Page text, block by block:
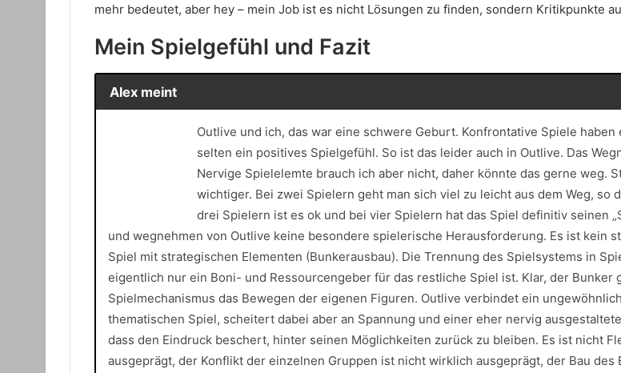
mehr bedeutet, aber hey – mein Job ist es nicht Lösungen zu finden, sondern Kritikpunkte
Mein Spielgefühl und Fazit
Alex meint
Outlive und ich, das war eine schwere Geburt. Konfrontative Spiele
selten ein positives Spielgefühl. So ist das leider auch in Outlive. Das
Nervige Spielelemte brauch ich aber nicht, daher könnte das gerne weg.
wichtiger. Bei zwei Spielern geht man sich viel zu leicht aus dem Weg,
drei Spielern ist es ok und bei vier Spielern hat das Spiel definitiv seinen
und wegnehmen von Outlive keine besondere spielerische Herausforderung. Es ist kein
Spiel mit strategischen Elementen (Bunkerausbau). Die Trennung des Spielsystems in
eigentlich nur ein Boni- und Ressourcengeber für das restliche Spiel ist. Klar, der
Spielmechanismus das Bewegen der eigenen Figuren. Outlive verbindet ein
thematischen Spiel, scheitert dabei aber an Spannung und einer eher nervig
dass den Eindruck beschert, hinter seinen Möglichkeiten zurück zu bleiben. Es ist nicht
ausgeprägt, der Konflikt der einzelnen Gruppen ist nicht wirklich ausgeprägt, der Bau